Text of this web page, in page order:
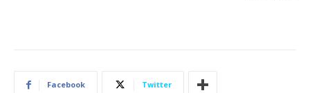
Facebook Twitter